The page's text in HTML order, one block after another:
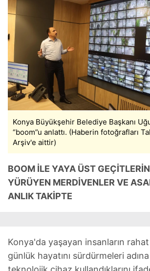
Konya Büyükşehir Belediye Başkanı
“boom”u anlattı. (Haberin fotoğrafları
Arşiv'e aittir)
BOOM İLE YAYA ÜST
YÜRÜYEN MERDİVENLER VE
ANLIK TAKİPTE
Konya'da yaşayan insanların
günlük hayatını sürdürmeleri